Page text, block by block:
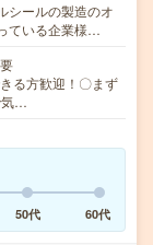
シールの製造のオ
ている企業様…
る方歓迎！〇まず
気…
50代 60代